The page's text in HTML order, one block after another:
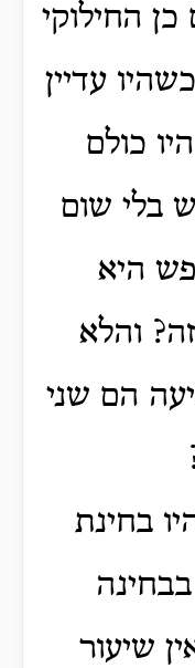
החילוקי
עדיין
כולם
בלי שום
היא
והלא
הם שני
בחינת
שיעור